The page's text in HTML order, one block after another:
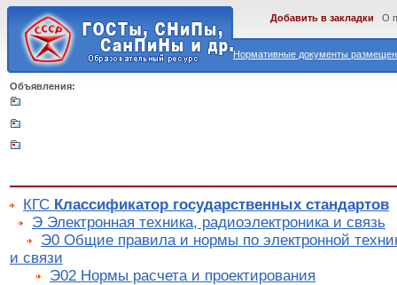
Нормативные документы
Добавить в закладки О
Объявления:
КГС Классификатор государственных стандартов
Э Электронная техника, радиоэлектроника и связь
Э0 Общие правила и нормы по электронной
и связи
Э02 Нормы расчета и проектирования